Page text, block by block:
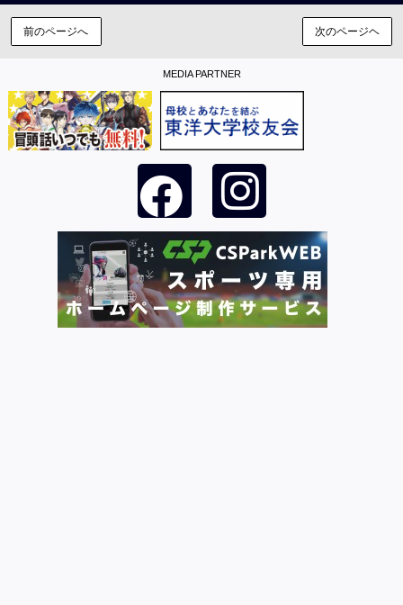
前のページへ 次のページヘ
MEDIA PARTNER